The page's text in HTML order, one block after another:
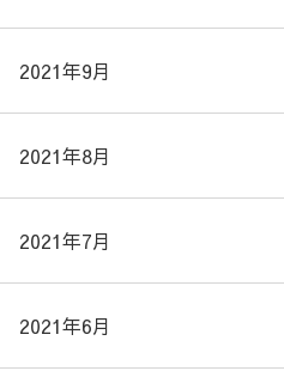
2021年9月
2021年8月
2021年7月
2021年6月